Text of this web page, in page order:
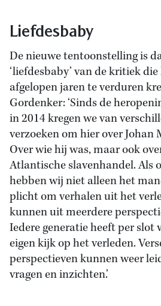
Liefdesbaby
De nieuwe tentoonstelling is
‘liefdesbaby’ van de kritiek
afgelopen jaren te verduren
Gordenker: ‘Sinds de
in 2014 kregen we van
verzoeken om hier over
Over wie hij was, maar ook
Atlantische slavenhandel. Als
hebben wij niet alleen het
plicht om verhalen uit het
kunnen uit meerdere
Iedere generatie heeft per slot
eigen kijk op het verleden.
perspectieven kunnen weer
vragen en inzichten.’